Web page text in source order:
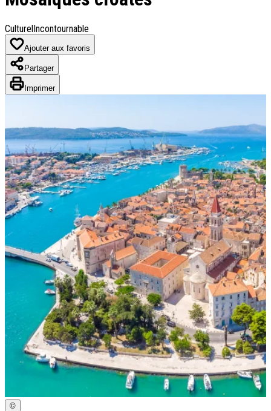
Croatie
Espagne
Italie
Portugal
Slovénie
Circuits accompagnés
Circuits en petit groupe
Circuits en train
Séjours balnéaires
Séjours avec excursions
Week-ends & courts séjours
Itinéraires au volant
Croisières
Tableaux du Sud
Découvrir Donatello
Qui sommes-nous ?
Notre histoire
Pourquoi voyager avec nous ?
Tourisme responsable
Nos brochures
Contactez-nous
Satisfaction client
CulturelIncontournable
Ajouter aux favoris
Partager
Imprimer
©